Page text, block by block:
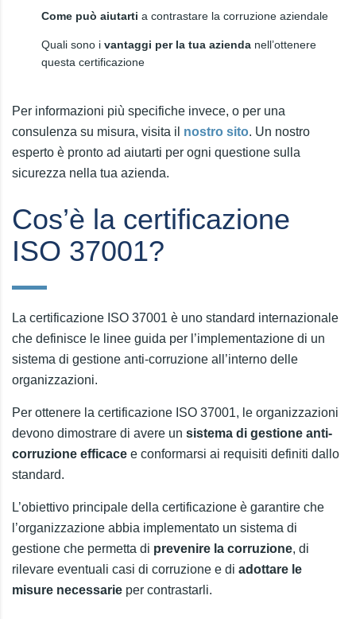
Come può aiutarti a contrastare la corruzione aziendale
Quali sono i vantaggi per la tua azienda nell’ottenere
questa certificazione
Per informazioni più specifiche invece, o per una
consulenza su misura, visita il nostro sito. Un nostro
esperto è pronto ad aiutarti per ogni questione sulla
sicurezza nella tua azienda.
Cos’è la certificazione
ISO 37001?
La certificazione ISO 37001 è uno standard internazionale
che definisce le linee guida per l’implementazione di un
sistema di gestione anti-corruzione all’interno delle
organizzazioni.
Per ottenere la certificazione ISO 37001, le organizzazioni
devono dimostrare di avere un sistema di gestione anti-
corruzione efficace e conformarsi ai requisiti definiti dallo
standard.
L’obiettivo principale della certificazione è garantire che
l’organizzazione abbia implementato un sistema di
gestione che permetta di prevenire la corruzione, di
rilevare eventuali casi di corruzione e di adottare le
misure necessarie per contrastarli.